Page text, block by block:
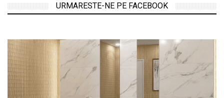
URMARESTE-NE PE FACEBOOK